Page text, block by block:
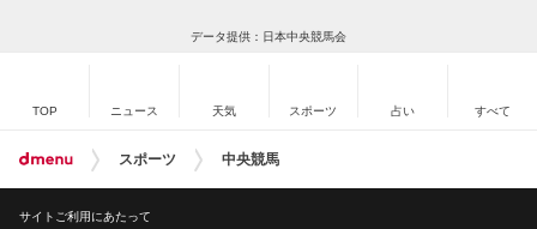
データ提供：日本中央競馬会
TOP ニュース 天気 スポーツ 占い すべて
スポーツ 中央競馬
サイトご利用にあたって